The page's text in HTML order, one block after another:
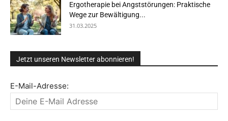
Ergotherapie bei Angststörungen: Praktische
Wege zur Bewältigung...
31.03.2025
Jetzt unseren Newsletter abonnieren!
E-Mail-Adresse: